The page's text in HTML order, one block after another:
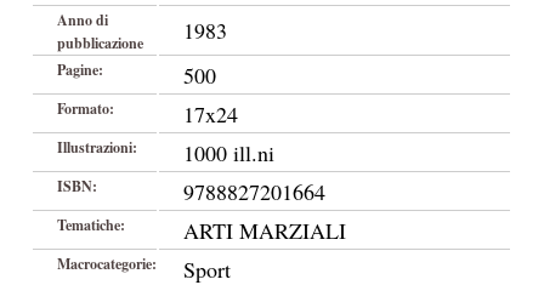
Anno di
pubblicazione
1983
Pagine: 500
Formato: 17x24
Illustrazioni: 1000 ill.ni
ISBN: 9788827201664
Tematiche: ARTI MARZIALI
Macrocategorie: Sport